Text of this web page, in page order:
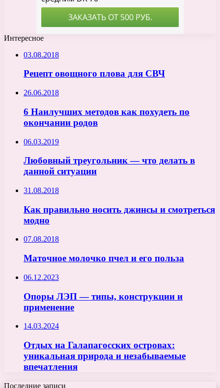
Интересное
03.08.2018
Рецепт овощного плова для СВЧ
26.06.2018
6 Наилучших методов как похудеть по
окончании родов
06.03.2019
Любовный треугольник — что делать в
данной ситуации
31.08.2018
Как правильно носить джинсы и смотреться
модно
07.08.2018
Маточное молочко пчел и его польза
06.12.2023
Опоры ЛЭП — типы, конструкции и
применение
14.03.2024
Отдых на Галапагосских островах:
уникальная природа и незабываемые
впечатления
Последние записи